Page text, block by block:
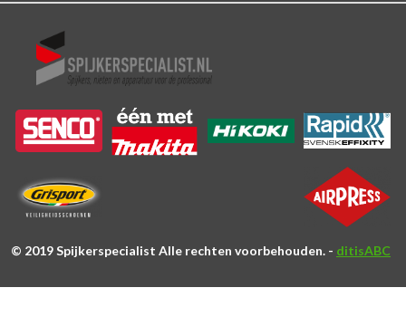
© 2019 Spijkerspecialist Alle rechten voorbehouden. - ditisABC